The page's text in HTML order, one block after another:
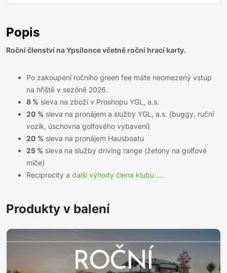
Popis
Roční členství na Ypsilonce včetně roční hrací karty.
Po zakoupení ročního green fee máte neomezený vstup
na hřiště v sezóně 2026.
8 % sleva na zboží v Proshopu YGL, a.s.
20 % sleva na pronájem a služby YGL, a.s. (buggy, ruční
vozík, úschovna golfového vybavení)
20 % sleva na pronájem Hausboatu
25 % sleva na služby driving range (žetony na golfové
míče)
Reciprocity a další výhody člena klubu…..
Produkty v balení